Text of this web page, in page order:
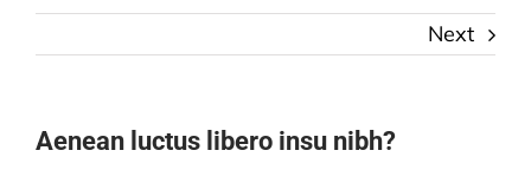
STORIE DI SUCCESSO
LAVORA CON NOI
Next
Aenean luctus libero insu nibh?